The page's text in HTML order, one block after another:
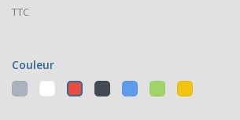
TTC
Couleur
Gris
BlancRougeNoir Bleu Vert Jaune